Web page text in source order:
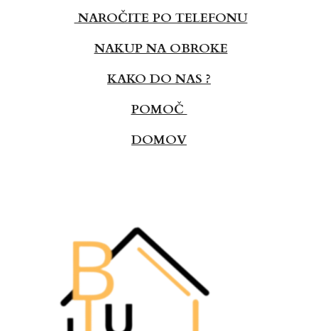
NAROČITE PO TELEFONU
NAKUP NA OBROKE
KAKO DO NAS ?
POMOČ
DOMOV